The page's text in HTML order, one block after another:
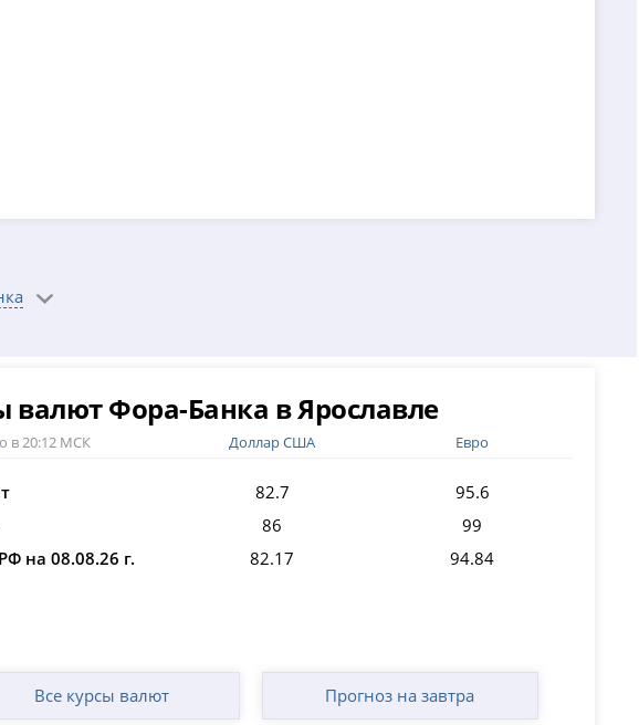
валют Фора-Банка в Ярославле
в 20:12 МСК Доллар США Евро
82.7
95.6
86
99
на 08.08.26 г.
82.17 94.84
Все курсы валют Прогноз на завтра